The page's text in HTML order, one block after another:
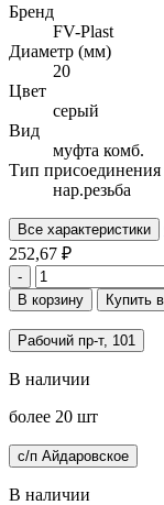
Бренд
FV-Plast
Диаметр (мм)
20
Цвет
серый
Вид
муфта комб.
Тип присоединения
нар.резьба
Все характеристики
252,67 ₽
-
В корзину Купить
Рабочий пр-т, 101
В наличии
более 20 шт
с/п Айдаровское
В наличии